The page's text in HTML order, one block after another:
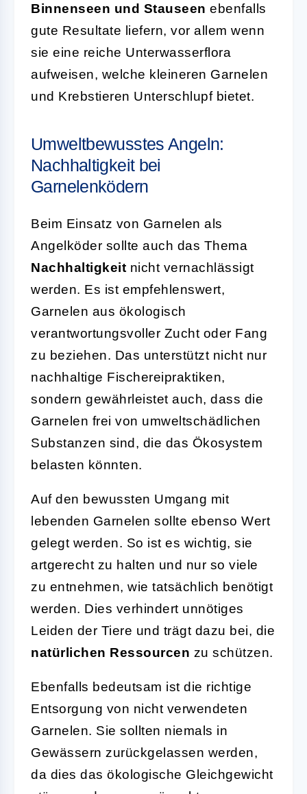
Binnenseen und Stauseen ebenfalls
gute Resultate liefern, vor allem wenn
sie eine reiche Unterwasserflora
aufweisen, welche kleineren Garnelen
und Krebstieren Unterschlupf bietet.
Umweltbewusstes Angeln:
Nachhaltigkeit bei
Garnelenködern
Beim Einsatz von Garnelen als
Angelköder sollte auch das Thema
Nachhaltigkeit nicht vernachlässigt
werden. Es ist empfehlenswert,
Garnelen aus ökologisch
verantwortungsvoller Zucht oder Fang
zu beziehen. Das unterstützt nicht nur
nachhaltige Fischereipraktiken,
sondern gewährleistet auch, dass die
Garnelen frei von umweltschädlichen
Substanzen sind, die das Ökosystem
belasten könnten.
Auf den bewussten Umgang mit
lebenden Garnelen sollte ebenso Wert
gelegt werden. So ist es wichtig, sie
artgerecht zu halten und nur so viele
zu entnehmen, wie tatsächlich benötigt
werden. Dies verhindert unnötiges
Leiden der Tiere und trägt dazu bei, die
natürlichen Ressourcen zu schützen.
Ebenfalls bedeutsam ist die richtige
Entsorgung von nicht verwendeten
Garnelen. Sie sollten niemals in
Gewässern zurückgelassen werden,
da dies das ökologische Gleichgewicht